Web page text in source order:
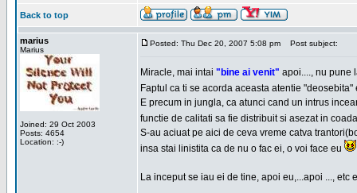
Back to top
marius
Marius
Joined: 29 Oct 2003
Posts: 4654
Location: :-)
Posted: Thu Dec 20, 2007 5:08 pm Post subject:
Miracle, mai intai "bine ai venit" apoi...., nu pune
Faptul ca ti se acorda aceasta atentie
E precum in jungla, ca atunci cand un intrus
functie de calitati sa fie distribuit si asezat in
S-au aciuat pe aici de ceva vreme catva
insa stai linistita ca de nu o fac ei, o voi face eu
La inceput se iau ei de tine, apoi eu,...apoi ..., etc